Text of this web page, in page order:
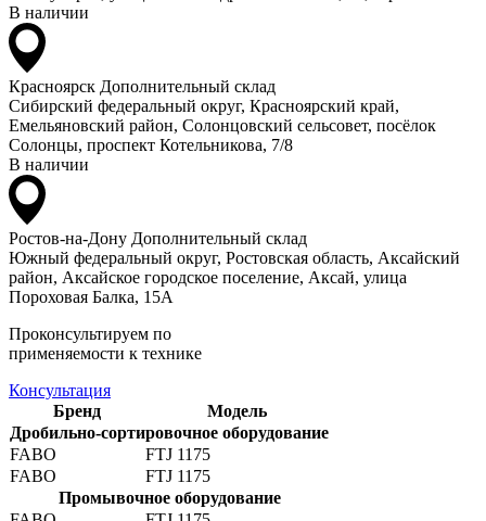
В наличии
Красноярск Дополнительный склад
Сибирский федеральный округ, Красноярский край,
Емельяновский район, Солонцовский сельсовет, посёлок
Солонцы, проспект Котельникова, 7/8
В наличии
Ростов-на-Дону Дополнительный склад
Южный федеральный округ, Ростовская область, Аксайский
район, Аксайское городское поселение, Аксай, улица
Пороховая Балка, 15А
Проконсультируем по
применяемости к технике
Консультация
Бренд
Модель
Дробильно-сортировочное оборудование
FABO
FTJ 1175
FABO
FTJ 1175
Промывочное оборудование